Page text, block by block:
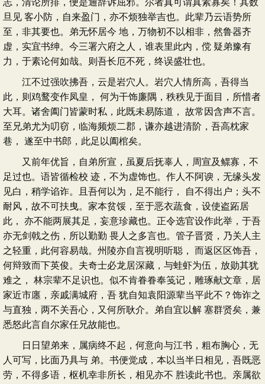
志，清论所排，便是通辞诉屈邪。尔者真可谓真素寡矣！其数
旦见 客小防，自来盈门，亦不烦独举吉也。此辈乃云语势所
至，非其要也。弟无怀居今 地，万物初不以相非，然鲁器齐
虚，实宜书绅。今三署六府之人，谁表里此内，傥 疑弟豫有
力，于素论何如哉。则吾长厄不死，终误盛壮也。
江不过强吹拂吾，云是岩穴人。岩穴人情所高，吾得当
此，则鸡鹜变作凤皇， 何为干饰廉隅，秩秩见于面目，所惜者
大耳。诸舍阖门皆蒙时私，此既未易陈道， 故常因含声不言。
至兄弟尤为叨窃，临海频烦二郡，谦亦越进清阶，吾高枕家
巷， 遂至中书郎，此足以阖棺矣。
又前年优旨，自弟所宣，虽夏后抚辜人，周宣及鳏寡，不
足过也。语皆循检校 迹，不为虚饰也。作人不阿谀，无缘头发
见白，稍学谄诈。且吾何以为，足不能行， 自不得出户；头不
耐风，故不可扶曳。家本贫馁，至于恶衣蔬食，设使盗跖居
此， 亦不能两展其足，妄意珍藏也。正令选官设作此举，于吾
亦无剑戟之伤，所以勤勤 畏人之多言也。管子晋贤，乃关人主
之轻重，此何容易哉。州陵亦自言视明听聪， 而返区区饰吾，
何辩致而下英俊。夫奇士必龙居深藏，与蛙虾为伍，放勋其犹
难之， 林宗辈不足识也。似不肯眷眷奉笺记，雕琢献文章，居
家近市廛，亲戚满城府，吾 犹自知袁阳源辈当平此不？饰诈之
与直独，两不关吾心，又何所耿介。弟自宜以解 塞群贤矣，兼
悉怒此言自尔家任兄故能也。
日日望弟来，属病终不起，何意向与江书，粗布胸心，无
人可写，比面乃具与 弟。书便觉成，本以当半日相见，吾既恶
劳，不得多语，枢机幸非所长，相见亦不 胜读此书也。亲属欲